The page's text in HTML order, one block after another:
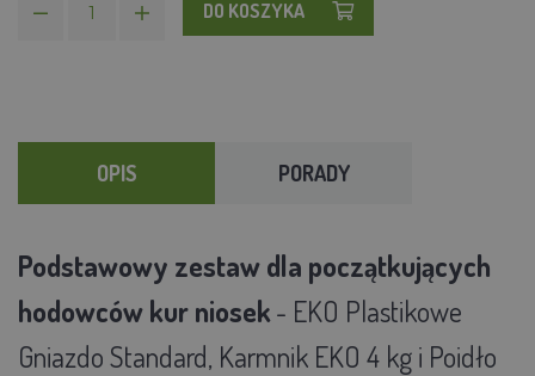
DO KOSZYKA
OPIS PORADY
Podstawowy zestaw dla początkujących
hodowców kur niosek- EKO Plastikowe
Gniazdo Standard, Karmnik EKO 4 kg i Poidło